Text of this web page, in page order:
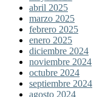
abril 2025
marzo 2025
febrero 2025
enero 2025
diciembre 2024
noviembre 2024
octubre 2024
septiembre 2024
agosto 2024